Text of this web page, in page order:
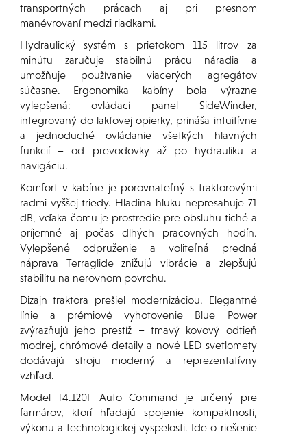
transportných prácach aj pri presnom
manévrovaní medzi riadkami.
Hydraulický systém s prietokom 115 litrov za
minútu zaručuje stabilnú prácu náradia a
umožňuje používanie viacerých agregátov
súčasne. Ergonomika kabíny bola výrazne
vylepšená: ovládací panel SideWinder,
integrovaný do lakťovej opierky, prináša intuitívne
a jednoduché ovládanie všetkých hlavných
funkcií – od prevodovky až po hydrauliku a
navigáciu.
Komfort v kabíne je porovnateľný s traktorovými
radmi vyššej triedy. Hladina hluku nepresahuje 71
dB, vďaka čomu je prostredie pre obsluhu tiché a
príjemné aj počas dlhých pracovných hodín.
Vylepšené odpruženie a voliteľná predná
náprava Terraglide znižujú vibrácie a zlepšujú
stabilitu na nerovnom povrchu.
Dizajn traktora prešiel modernizáciou. Elegantné
línie a prémiové vyhotovenie Blue Power
zvýrazňujú jeho prestíž – tmavý kovový odtieň
modrej, chrómové detaily a nové LED svetlomety
dodávajú stroju moderný a reprezentatívny
vzhľad.
Model T4.120F Auto Command je určený pre
farmárov, ktorí hľadajú spojenie kompaktnosti,
výkonu a technologickej vyspelosti. Ide o riešenie